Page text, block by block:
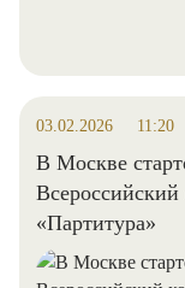
03.02.2026 11:20
В Москве
«Партитура»